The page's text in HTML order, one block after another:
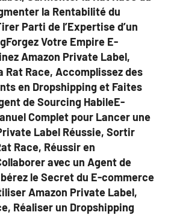
la Rentabilité du
Parti de l’Expertise d’un
Votre Empire E-
Amazon Private Label,
Rat Race, Accomplissez des
en Dropshipping et Faites
de Sourcing HabileE-
Complet pour Lancer une
Label Réussie, Sortir
Race, Réussir en
avec un Agent de
le Secret du E-commerce
Amazon Private Label,
Réaliser un Dropshipping